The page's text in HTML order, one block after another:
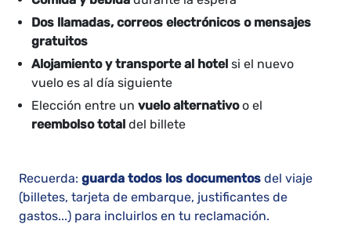
Dos llamadas, correos electrónicos o mensajes
gratuitos
Alojamiento y transporte al hotel si el nuevo
vuelo es al día siguiente
Elección entre un vuelo alternativoo el
reembolso total del billete
Recuerda: guarda todos los documentos del viaje
(billetes, tarjeta de embarque, justificantes de
gastos...) para incluirlos en tu reclamación.